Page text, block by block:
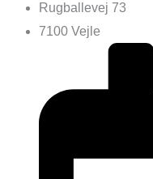
Rugballevej 73
7100 Vejle